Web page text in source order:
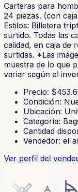
Carteras para
24 piezas. (con
Estilos: Billetera
surtido. Todas las
calidad, en caja de
surtidas. *Las
muestra de lo que
variar según el
Precio: $
Condición:
Ubicación:
Categoría:
Cantidad
Vendedor:
Ver perfil del